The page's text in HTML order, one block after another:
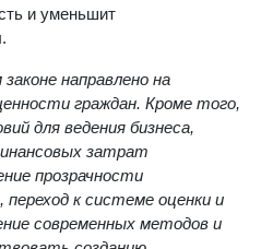
и уменьшит
направлено на
граждан. Кроме того,
для ведения бизнеса,
затрат
прозрачности
к системе оценки и
современных методов и